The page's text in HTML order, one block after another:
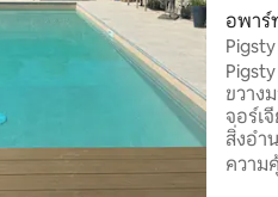
อพาร์
โปร่งโ
ขวาง
จอร์เ
สิ่งอำ
คิงไซ
ปลอ
ความ